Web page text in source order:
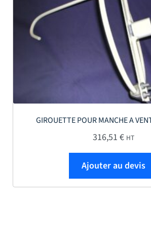
GIROUETTE POUR MANCHE A
316,51 € HT
Ajouter au devis